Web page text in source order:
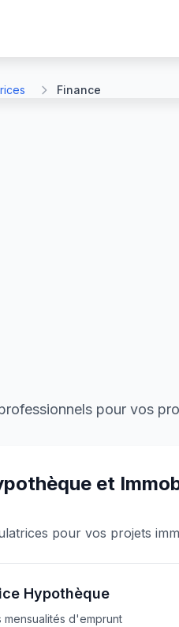
Finance
pour vos
et
pour vos projets
Hypothèque
mensualités d'emprunt